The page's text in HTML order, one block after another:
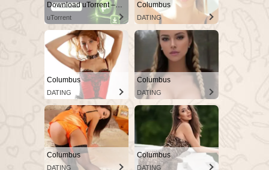
Download uTorrent – The World's #1 Torrent Client
uTorrent
Columbus
DATING
Columbus
DATING
Columbus
DATING
Columbus
DATING
Columbus
DATING